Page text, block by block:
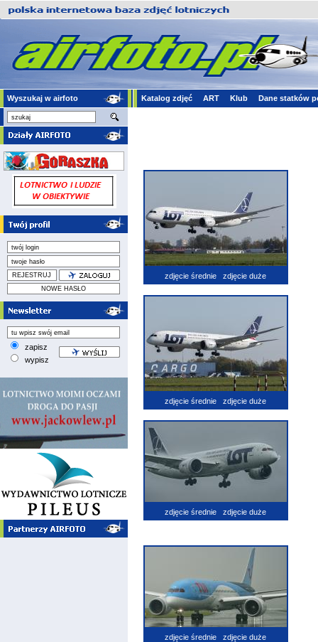
Wyszukaj w airfoto Katalog zdjęć ART Klub Dane statków
zapisz
wypisz
zdjęcie średnie zdjęcie duże
zdjęcie średnie zdjęcie duże
zdjęcie średnie zdjęcie duże
zdjęcie średnie zdjęcie duże